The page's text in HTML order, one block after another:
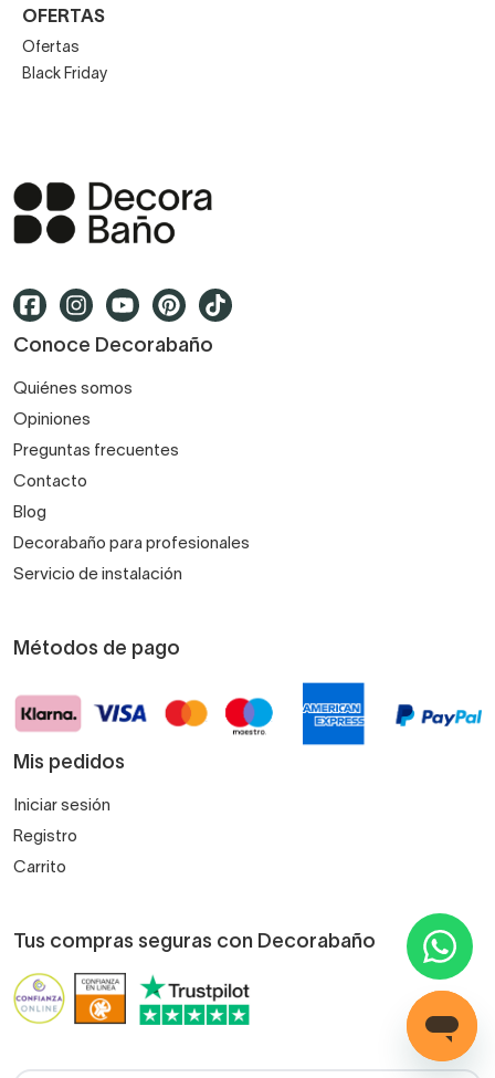
OFERTAS
Ofertas
Black Friday
Conoce Decorabaño
Quiénes somos
Opiniones
Preguntas frecuentes
Contacto
Blog
Decorabaño para profesionales
Servicio de instalación
Métodos de pago
Mis pedidos
Iniciar sesión
Registro
Carrito
Tus compras seguras con Decorabaño